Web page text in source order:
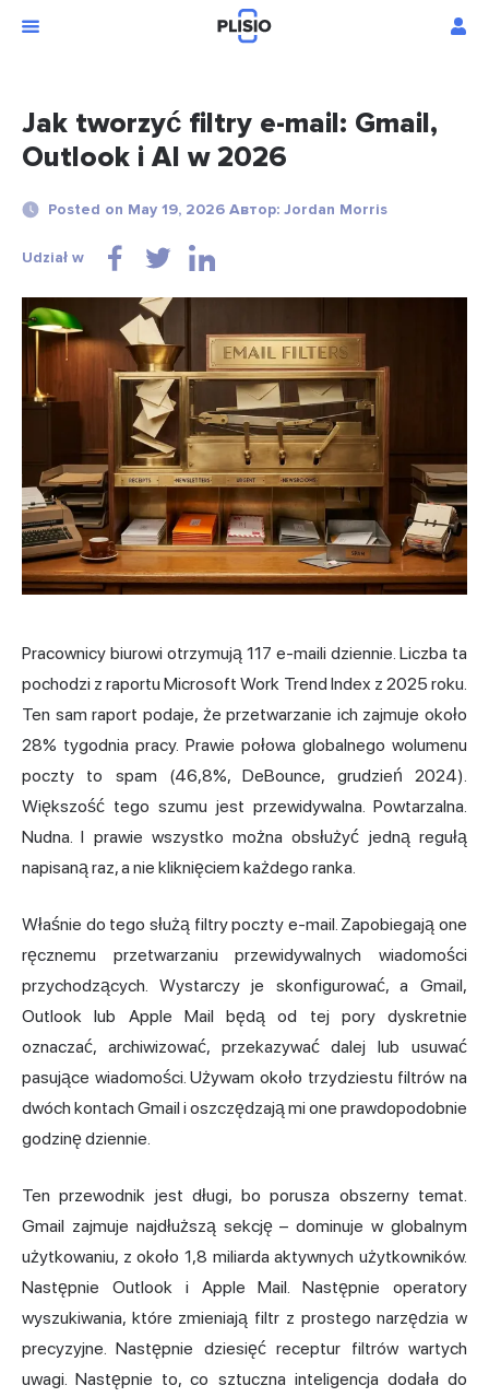
Jak tworzyć filtry e-mail: Gmail,
Outlook i AI w 2026
Posted on May 19, 2026 Автор: Jordan Morris
Udział w
Pracownicy biurowi otrzymują 117 e-maili dziennie. Liczba ta
pochodzi z raportu Microsoft Work Trend Index z 2025 roku.
Ten sam raport podaje, że przetwarzanie ich zajmuje około
28% tygodnia pracy. Prawie połowa globalnego wolumenu
poczty to spam (46,8%, DeBounce, grudzień 2024).
Większość tego szumu jest przewidywalna. Powtarzalna.
Nudna. I prawie wszystko można obsłużyć jedną regułą
napisaną raz, a nie kliknięciem każdego ranka.
Właśnie do tego służą filtry poczty e-mail. Zapobiegają one
ręcznemu przetwarzaniu przewidywalnych wiadomości
przychodzących. Wystarczy je skonfigurować, a Gmail,
Outlook lub Apple Mail będą od tej pory dyskretnie
oznaczać, archiwizować, przekazywać dalej lub usuwać
pasujące wiadomości. Używam około trzydziestu filtrów na
dwóch kontach Gmail i oszczędzają mi one prawdopodobnie
godzinę dziennie.
Ten przewodnik jest długi, bo porusza obszerny temat.
Gmail zajmuje najdłuższą sekcję – dominuje w globalnym
użytkowaniu, z około 1,8 miliarda aktywnych użytkowników.
Następnie Outlook i Apple Mail. Następnie operatory
wyszukiwania, które zmieniają filtr z prostego narzędzia w
precyzyjne. Następnie dziesięć receptur filtrów wartych
uwagi. Następnie to, co sztuczna inteligencja dodała do